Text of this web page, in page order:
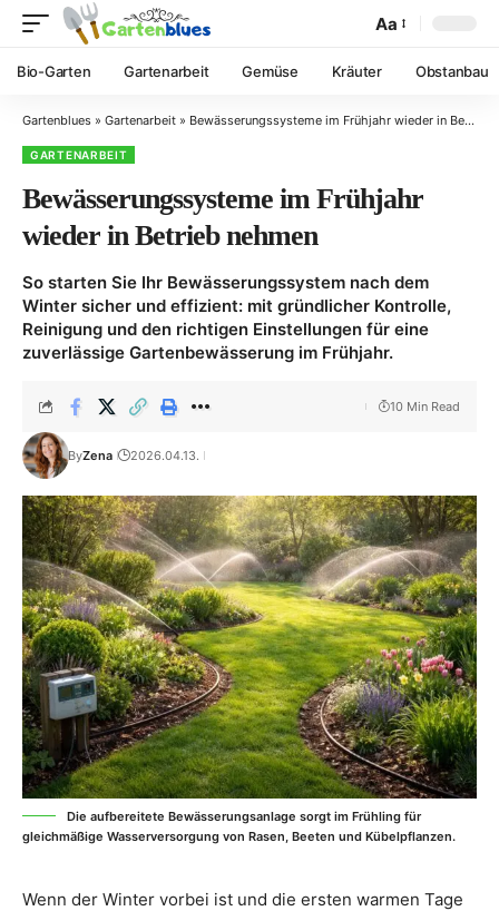
Aa
Bio-Garten Gartenarbeit Gemüse Kräuter Obstanbau
Gartenblues » Gartenarbeit » Bewässerungssysteme im Frühjahr wieder in Betrieb nehmen
GARTENARBEIT
Bewässerungssysteme im Frühjahr
wieder in Betrieb nehmen
So starten Sie Ihr Bewässerungssystem nach dem
Winter sicher und effizient: mit gründlicher Kontrolle,
Reinigung und den richtigen Einstellungen für eine
zuverlässige Gartenbewässerung im Frühjahr.
ByZena 2026.04.13.
10 Min Read
Die aufbereitete Bewässerungsanlage sorgt im Frühling für
gleichmäßige Wasserversorgung von Rasen, Beeten und Kübelpflanzen.
Wenn der Winter vorbei ist und die ersten warmen Tage